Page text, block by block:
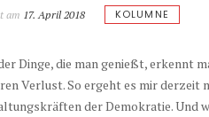
am 17. April 2018 KOLUMNE
Dinge, die man genießt, erkennt
Verlust. So ergeht es mir derzeit
der Demokratie. Und